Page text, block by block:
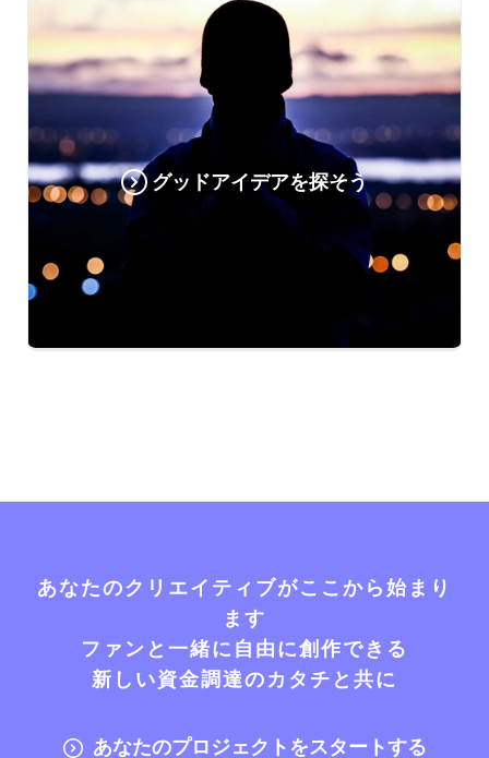
グッドアイデアを探そう
あなたのクリエイティブがここから始まり
ます
ファンと一緒に自由に創作できる
新しい資金調達のカタチと共に
あなたのプロジェクトをスタートする